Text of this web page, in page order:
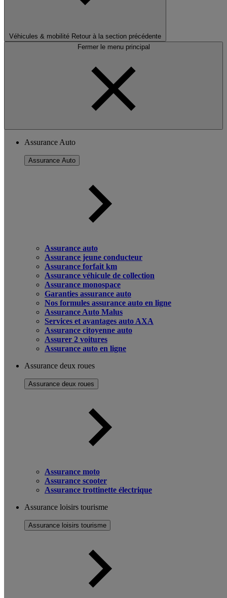
Véhicules & mobilité Retour à la section précédente
Fermer le menu principal
Assurance Auto
Assurance Auto
Assurance auto
Assurance jeune conducteur
Assurance forfait km
Assurance véhicule de collection
Assurance monospace
Garanties assurance auto
Nos formules assurance auto en ligne
Assurance Auto Malus
Services et avantages auto AXA
Assurance citoyenne auto
Assurer 2 voitures
Assurance auto en ligne
Assurance deux roues
Assurance deux roues
Assurance moto
Assurance scooter
Assurance trottinette électrique
Assurance loisirs tourisme
Assurance loisirs tourisme